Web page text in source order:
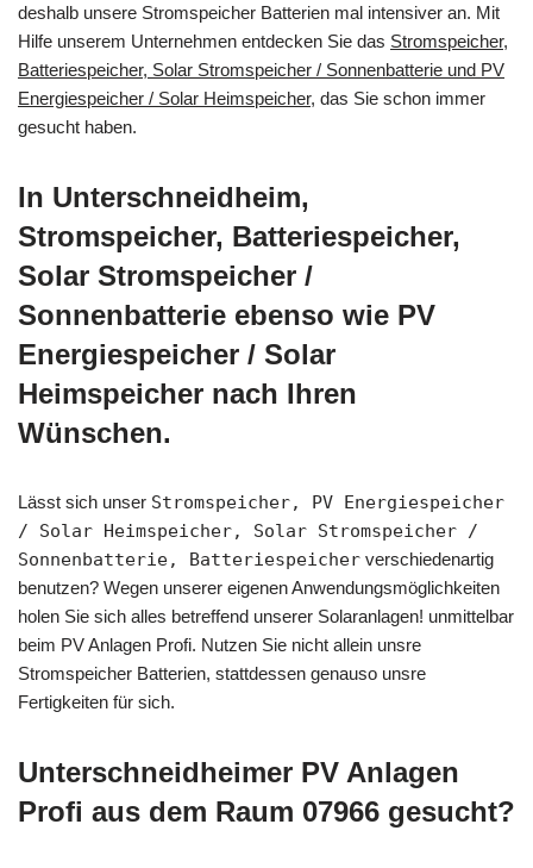
deshalb unsere Stromspeicher Batterien mal intensiver an. Mit
Hilfe unserem Unternehmen entdecken Sie das Stromspeicher,
Batteriespeicher, Solar Stromspeicher / Sonnenbatterie und PV
Energiespeicher / Solar Heimspeicher, das Sie schon immer
gesucht haben.
In Unterschneidheim,
Stromspeicher, Batteriespeicher,
Solar Stromspeicher /
Sonnenbatterie ebenso wie PV
Energiespeicher / Solar
Heimspeicher nach Ihren
Wünschen.
Lässt sich unser Stromspeicher, PV Energiespeicher
/ Solar Heimspeicher, Solar Stromspeicher /
Sonnenbatterie, Batteriespeicher verschiedenartig
benutzen? Wegen unserer eigenen Anwendungsmöglichkeiten
holen Sie sich alles betreffend unserer Solaranlagen! unmittelbar
beim PV Anlagen Profi. Nutzen Sie nicht allein unsre
Stromspeicher Batterien, stattdessen genauso unsre
Fertigkeiten für sich.
Unterschneidheimer PV Anlagen
Profi aus dem Raum 07966 gesucht?